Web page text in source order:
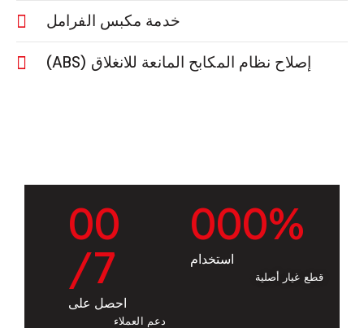
خدمة مكبس الفرامل
إصلاح نظام المكابح المانعة للانغلاق (ABS)
000%
استخدام
قطع غيار أصلية
00
/7
احصل على
دعم العملاء